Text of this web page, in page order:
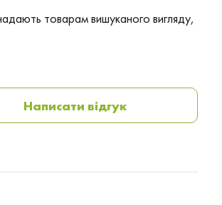
товарам вишуканого вигляду,
Написати відгук